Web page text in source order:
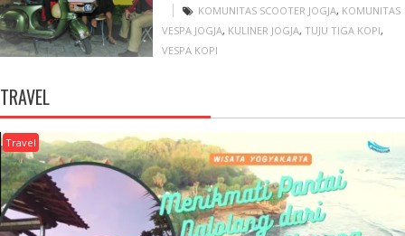
KOMUNITAS SCOOTER JOGJA, KOMUNITAS
VESPA JOGJA, KULINER JOGJA,TUJU TIGA KOPI,
VESPA KOPI
TRAVEL
Travel